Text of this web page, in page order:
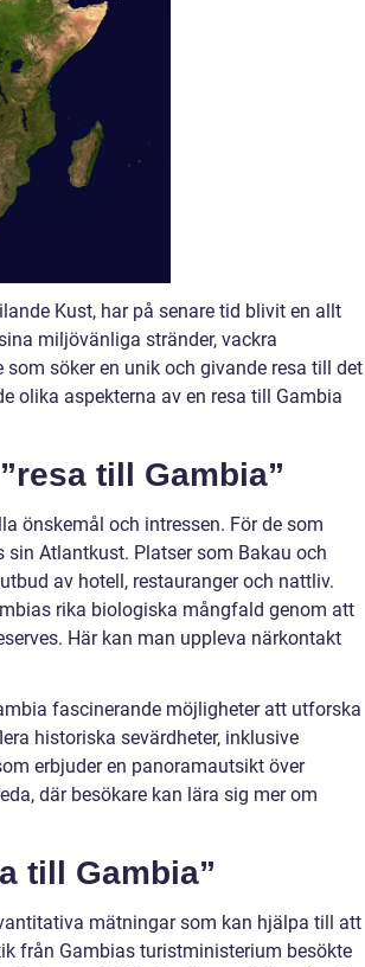
Kust, har på senare tid blivit en allt
miljövänliga stränder, vackra
söker en unik och givande resa till det
olika aspekterna av en resa till Gambia
till Gambia”
önskemål och intressen. För de som
Atlantkust. Platser som Bakau och
av hotell, restauranger och nattliv.
rika biologiska mångfald genom att
Här kan man uppleva närkontakt
fascinerande möjligheter att utforska
historiska sevärdheter, inklusive
erbjuder en panoramautsikt över
där besökare kan lära sig mer om
till Gambia”
mätningar som kan hjälpa till att
från Gambias turistministerium besökte